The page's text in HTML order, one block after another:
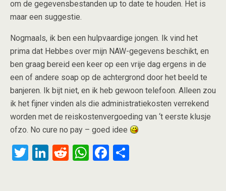
om de gegevensbestanden up to date te houden. Het is
maar een suggestie.
Nogmaals, ik ben een hulpvaardige jongen. Ik vind het
prima dat Hebbes over mijn NAW-gegevens beschikt, en
ben graag bereid een keer op een vrije dag ergens in de
een of andere soap op de achtergrond door het beeld te
banjeren. Ik bijt niet, en ik heb gewoon telefoon. Alleen zou
ik het fijner vinden als die administratiekosten verrekend
worden met de reiskostenvergoeding van ‘t eerste klusje
ofzo. No cure no pay – goed idee
T
Li
R
W F